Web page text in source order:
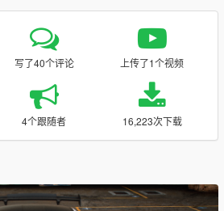
写了40个评论 上传了1个视频
4个跟随者 16,223次下载